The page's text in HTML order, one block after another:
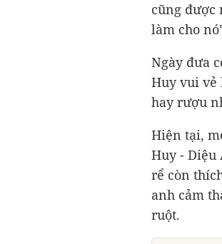
cũng được
làm cho
Ngày đưa
Huy vui vẻ
hay rượu
Hiện tại,
Huy - Diệu
rể còn
anh cảm
ruột.